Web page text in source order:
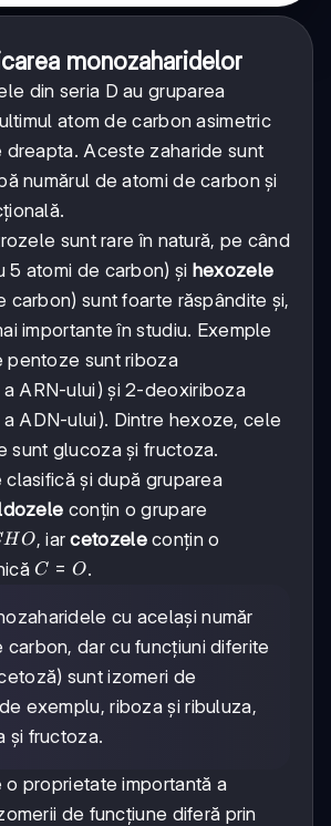
monozaharidelor
din seria D au gruparea
atom de carbon asimetric
dreapta. Aceste zaharide sunt
numărul de atomi de carbon și
sunt rare în natură, pe când
5 atomi de carbon) și hexozele
carbon) sunt foarte răspândite și,
importante în studiu. Exemple
pentoze sunt riboza
ARN-ului) și 2-deoxiriboza
ADN-ului). Dintre hexoze, cele
sunt glucoza și fructoza.
clasifică și după gruparea
conțin o grupare
HO, iarcetozeleconțin o
C=O
C = O.
cu același număr
carbon, dar cu funcțiuni diferite
sunt izomeri de
exemplu, riboza și ribuluza,
și fructoza.
o proprietate importantă a
de funcțiune diferă prin